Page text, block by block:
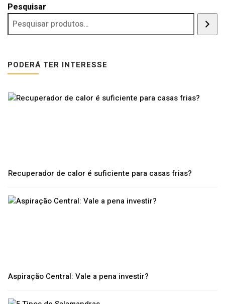
Pesquisar
PODERÁ TER INTERESSE
Recuperador de calor é suficiente para casas frias?
Aspiração Central: Vale a pena investir?